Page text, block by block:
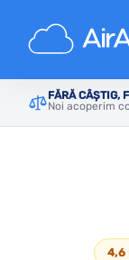
FĂRĂ CÂȘTIG,
Noi acoperim
Principală
4,6